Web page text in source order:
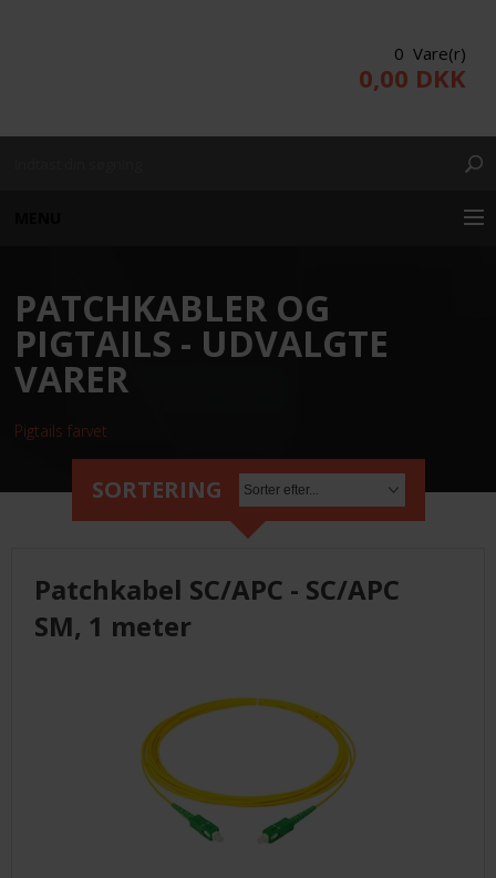
0 Vare(r)
0,00 DKK
KUNDE LOGIN
PRODUKTER/WEBSHOP
PROJEKTERING
LEVERANDØRER INFO/LINK
LØSNING
PATCHKABLER OG
PIGTAILS - UDVALGTE
VARER
Pigtails farvet
SORTERING
Patchkabel SC/APC - SC/APC
SM, 1 meter